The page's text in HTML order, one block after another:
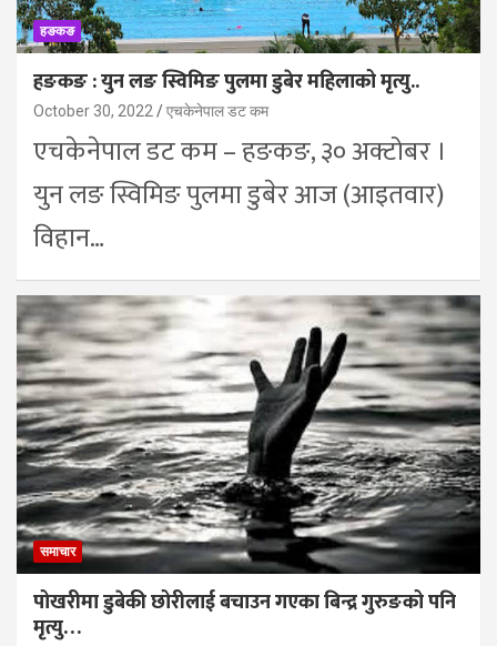
हङकङ
हङकङ : युन लङ स्विमिङ पुलमा डुबेर महिलाको मृत्यु..
October 30, 2022 एचकेनेपाल डट कम
एचकेनेपाल डट कम – हङकङ, ३० अक्टोबर ।
युन लङ स्विमिङ पुलमा डुबेर आज (आइतवार)
विहान…
समाचार
पोखरीमा डुबेकी छोरीलाई बचाउन गएका बिन्द्र गुरुङको पनि
मृत्यु…